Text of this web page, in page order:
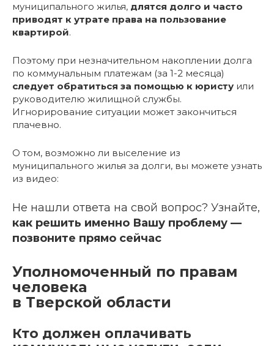
муниципального жилья, длятся долго и часто
приводят к утрате права на пользование
квартирой.
Поэтому при незначительном накоплении долга
по коммунальным платежам (за 1-2 месяца)
следует обратиться за помощью к юристу или
руководителю жилищной службы.
Игнорирование ситуации может закончиться
плачевно.
О том, возможно ли выселение из
муниципального жилья за долги, вы можете узнать
из видео:
Не нашли ответа на свой вопрос? Узнайте,
как решить именно Вашу проблему —
позвоните прямо сейчас
Уполномоченный по правам
человека
в Тверской области
Кто должен оплачивать